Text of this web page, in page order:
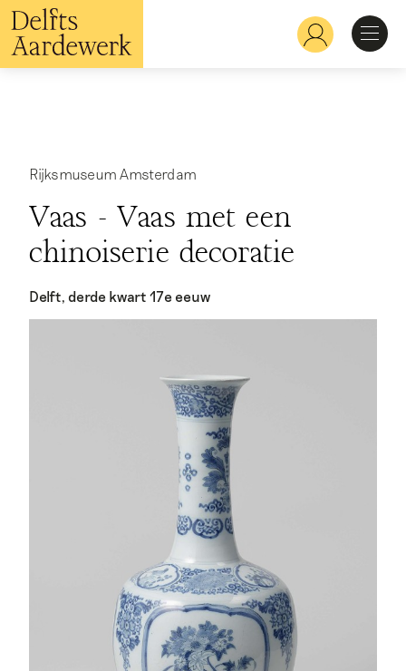
Overslaan
en
naar
de
Hoofdnavigatie
Bekijken
Rijksmuseum Amsterdam
Vaas - Vaas met een
chinoiserie decoratie
Delft, derde kwart 17e eeuw